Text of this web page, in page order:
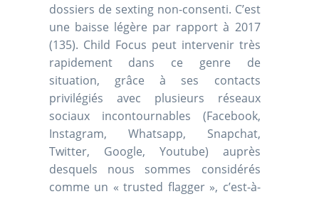
dossiers de sexting non-consenti. C’est
une baisse légère par rapport à 2017
(135). Child Focus peut intervenir très
rapidement dans ce genre de
situation, grâce à ses contacts
privilégiés avec plusieurs réseaux
sociaux incontournables (Facebook,
Instagram, Whatsapp, Snapchat,
Twitter, Google, Youtube) auprès
desquels nous sommes considérés
comme un « trusted flagger », c’est-à-